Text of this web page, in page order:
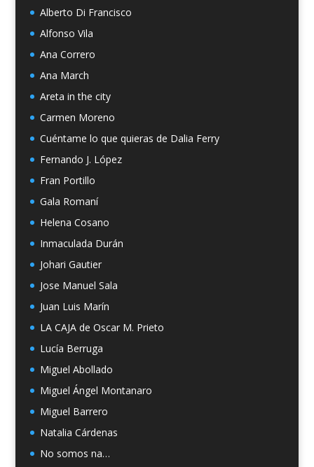
Alberto Di Francisco
Alfonso Vila
Ana Correro
Ana March
Areta in the city
Carmen Moreno
Cuéntame lo que quieras de Dalia Ferry
Fernando J. López
Fran Portillo
Gala Romaní
Helena Cosano
Inmaculada Durán
Johari Gautier
Jose Manuel Sala
Juan Luis Marín
LA CAJA de Oscar M. Prieto
Lucía Berruga
Miguel Abollado
Miguel Ángel Montanaro
Miguel Barrero
Natalia Cárdenas
No somos na…